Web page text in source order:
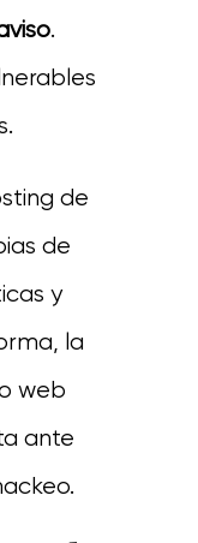
.
de
de
y
la
web
ante